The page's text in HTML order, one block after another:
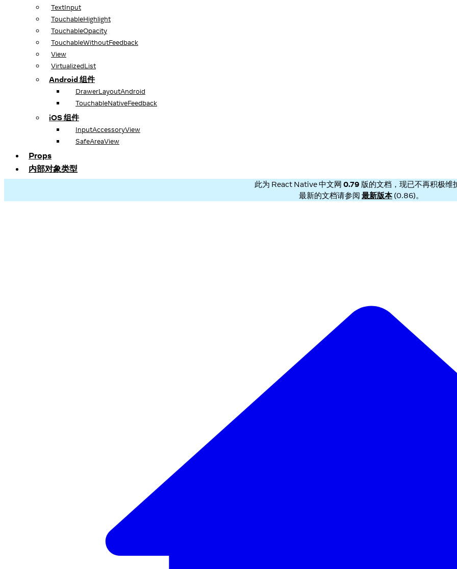
TextInput
TouchableHighlight
TouchableOpacity
TouchableWithoutFeedback
View
VirtualizedList
Android 组件
DrawerLayoutAndroid
TouchableNativeFeedback
iOS 组件
InputAccessoryView
SafeAreaView
Props
内部对象类型
此为 React Native 中文网 0.79 版的文档，现已不再积极维
最新的文档请参阅 最新版本(0.86)。